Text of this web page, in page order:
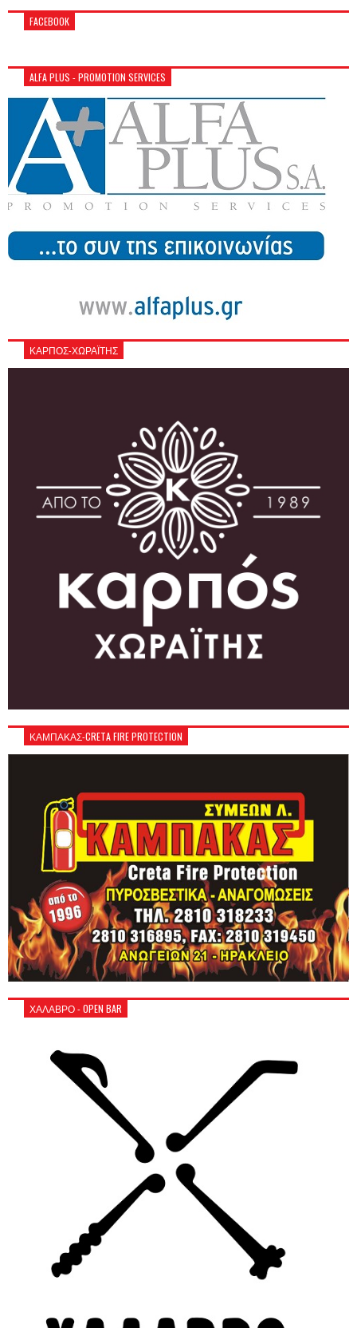
FACEBOOK
ALFA PLUS - PROMOTION SERVICES
ΚΑΡΠΟΣ-ΧΩΡΑΪΤΗΣ
ΚΑΜΠΑΚΑΣ-CRETA FIRE PROTECTION
ΧΑΛΑΒΡΟ - OPEN BAR